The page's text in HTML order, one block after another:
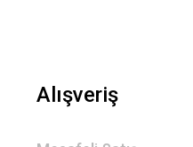
Alışveriş